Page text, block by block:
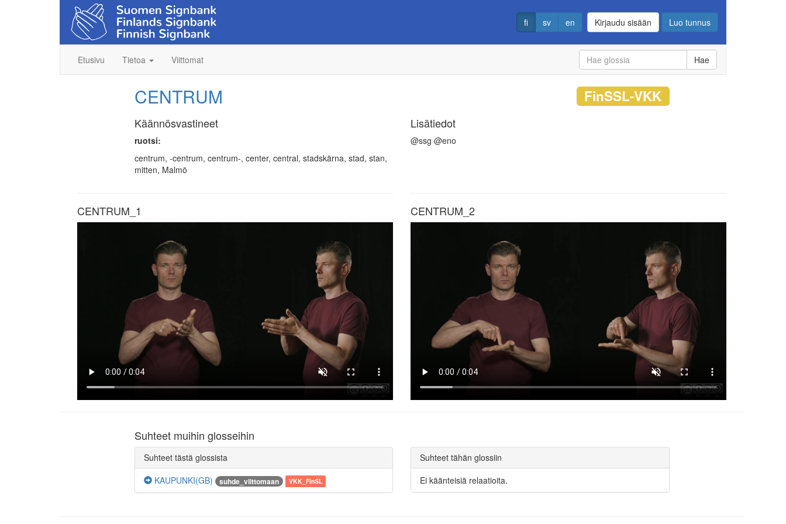
fi sv en Kirjaudu sisään Luo tunnus
Etusivu Tietoa Viittomat Hae
CENTRUM FinSSL-VKK
Käännösvastineet
ruotsi:
centrum, -centrum, centrum-, center, central, stadskärna, stad, stan,
mitten, Malmö
Lisätiedot
@ssg @eno
CENTRUM_1 CENTRUM_2
Suhteet muihin glosseihin
Suhteet tästä glossista
KAUPUNKI(GB)
suhde_viittomaan VKK_FinSL
Suhteet tähän glossiin
Ei käänteisiä relaatioita.